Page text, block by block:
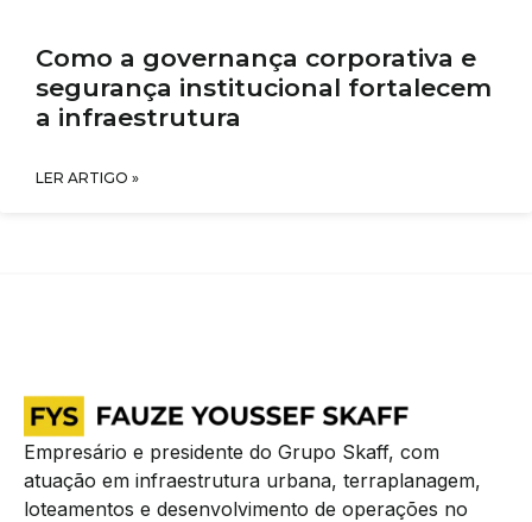
Como a governança corporativa e
segurança institucional fortalecem
a infraestrutura
LER ARTIGO »
Empresário e presidente do Grupo Skaff, com
atuação em infraestrutura urbana, terraplanagem,
loteamentos e desenvolvimento de operações no